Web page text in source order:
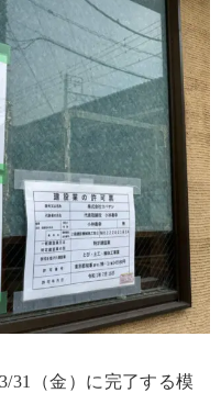
31（金）に完了する模